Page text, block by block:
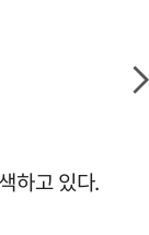
하고 있다.